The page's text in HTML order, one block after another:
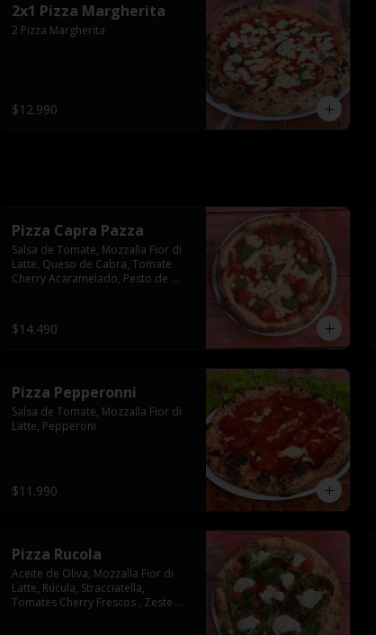
2x1 Pizza Margherita
2 Pizza Margherita
$12.990
Pizza Capra Pazza
Salsa de Tomate, Mozzalla Fior di
Latte, Queso de Cabra, Tomate
Cherry Acaramelado, Pesto de
$14.490
Pizza Pepperonni
Salsa de Tomate, Mozzalla Fior di
Latte, Pepperoni
$11.990
Pizza Rucola
Aceite de Oliva, Mozzalla Fior di
Latte, Rúcula, Stracciatella,
Tomates Cherry Frescos , Zeste de